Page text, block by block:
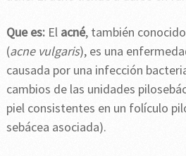
Que es:El acné, también
(acne vulgaris), es una
causada por una infección
cambios de las unidades
piel consistentes en un folículo
sebácea asociada).